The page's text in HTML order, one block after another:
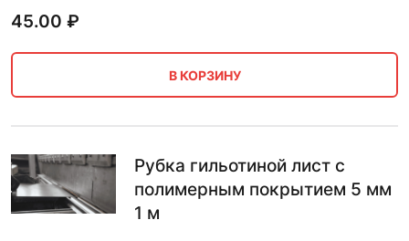
45.00 ₽
В КОРЗИНУ
Рубка гильотиной лист с
полимерным покрытием 5 мм
1 м